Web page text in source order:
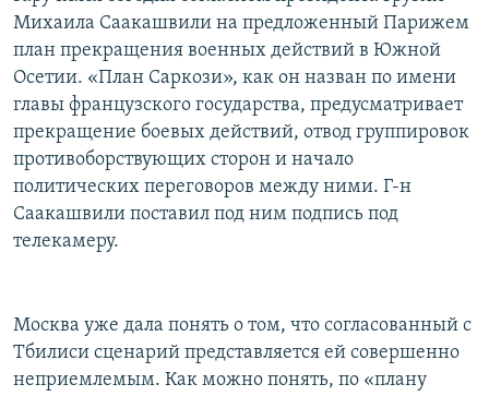
Михаила Саакашвили на предложенный Парижем
план прекращения военных действий в Южной
Осетии. «План Cаркози», как он назван по имени
главы французского государства, предусматривает
прекращение боевых действий, отвод группировок
противоборствующих сторон и начало
политических переговоров между ними. Г-н
Саакашвили поставил под ним подпись под
телекамеру.
Москва уже дала понять о том, что согласованный с
Тбилиси сценарий представляется ей совершенно
неприемлемым. Как можно понять, по «плану